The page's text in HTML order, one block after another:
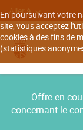
En poursuivant votre
site, vous acceptez
cookies à des fins de
(statistiques
Aller à
Offre en
concernant le